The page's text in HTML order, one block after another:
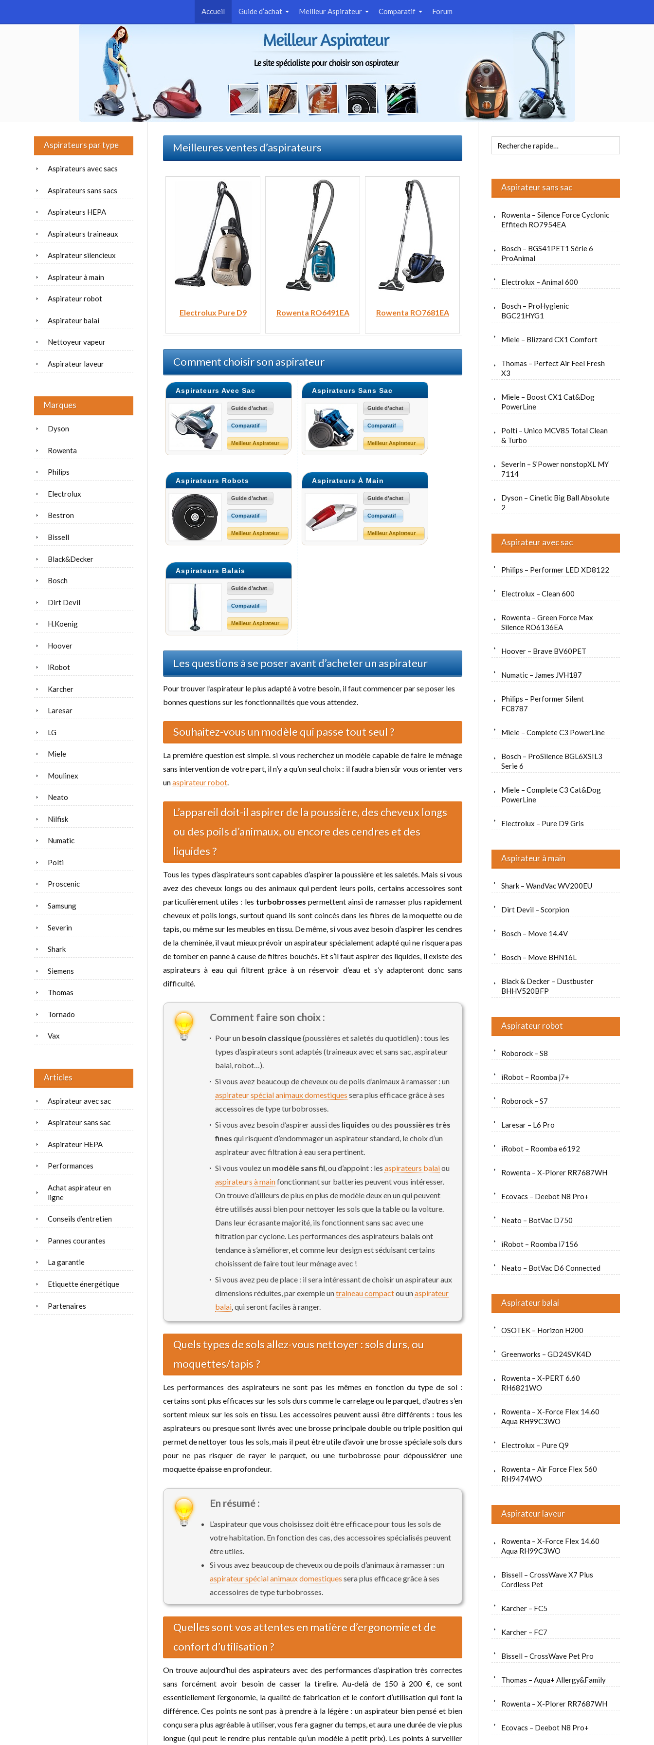
Accueil Guide d’achat Meilleur Aspirateur Comparatif Forum
Meilleures ventes d’aspirateurs
Electrolux Pure D9 Rowenta RO6491EA Rowenta RO7681EA
Comment choisir son aspirateur
Aspirateurs Avec Sac
Guide d’achat
Comparatif
Meilleur Aspirateur
Aspirateurs Sans Sac
Guide d’achat
Comparatif
Meilleur Aspirateur
Aspirateurs Robots
Guide d’achat
Comparatif
Meilleur Aspirateur
Aspirateurs À Main
Guide d’achat
Comparatif
Meilleur Aspirateur
Aspirateurs Balais
Guide d’achat
Comparatif
Meilleur Aspirateur
Les questions à se poser avant d’acheter un aspirateur
Pour trouver l’aspirateur le plus adapté à votre besoin, il faut commencer par se poser les
bonnes questions sur les fonctionnalités que vous attendez.
Souhaitez-vous un modèle qui passe tout seul ?
La première question est simple. si vous recherchez un modèle capable de faire le ménage
sans intervention de votre part, il n’y a qu’un seul choix : il faudra bien sûr vous orienter vers
unaspirateur robot.
L’appareil doit-il aspirer de la poussière, des cheveux longs
ou des poils d’animaux, ou encore des cendres et des
liquides ?
Tous les types d’aspirateurs sont capables d’aspirer la poussière et les saletés. Mais si vous
avez des cheveux longs ou des animaux qui perdent leurs poils, certains accessoires sont
particulièrement utiles : les turbobrosses permettent ainsi de ramasser plus rapidement
cheveux et poils longs, surtout quand ils sont coincés dans les fibres de la moquette ou de
tapis, ou même sur les meubles en tissu. De même, si vous avez besoin d’aspirer les cendres
de la cheminée, il vaut mieux prévoir un aspirateur spécialement adapté qui ne risquera pas
de tomber en panne à cause de filtres bouchés. Et s’il faut aspirer des liquides, il existe des
aspirateurs à eau qui filtrent grâce à un réservoir d’eau et s’y adapteront donc sans
difficulté.
Comment faire son choix :
Pour un besoin classique(poussières et saletés du quotidien) : tous les
types d’aspirateurs sont adaptés (traineaux avec et sans sac, aspirateur
balai, robot…).
Si vous avez beaucoup de cheveux ou de poils d’animaux à ramasser : un
aspirateur spécial animaux domestiques sera plus efficace grâce à ses
accessoires de type turbobrosses.
Si vous avez besoin d’aspirer aussi des liquides ou des poussières très
fines qui risquent d’endommager un aspirateur standard, le choix d’un
aspirateur avec filtration à eau sera pertinent.
Si vous voulez un modèle sans fil, ou d’appoint : les aspirateurs balaiou
aspirateurs à mainfonctionnant sur batteries peuvent vous intéresser.
On trouve d’ailleurs de plus en plus de modèle deux en un qui peuvent
être utilisés aussi bien pour nettoyer les sols que la table ou la voiture.
Dans leur écrasante majorité, ils fonctionnent sans sac avec une
filtration par cyclone. Les performances des aspirateurs balais ont
tendance à s’améliorer, et comme leur design est séduisant certains
choisissent de faire tout leur ménage avec !
Si vous avez peu de place : il sera intéressant de choisir un aspirateur aux
dimensions réduites, par exemple untraineau compactou unaspirateur
balai, qui seront faciles à ranger.
Quels types de sols allez-vous nettoyer : sols durs, ou
moquettes/tapis ?
Les performances des aspirateurs ne sont pas les mêmes en fonction du type de sol :
certains sont plus efficaces sur les sols durs comme le carrelage ou le parquet, d’autres s’en
sortent mieux sur les sols en tissu. Les accessoires peuvent aussi être différents : tous les
aspirateurs ou presque sont livrés avec une brosse principale double ou triple position qui
permet de nettoyer tous les sols, mais il peut être utile d’avoir une brosse spéciale sols durs
pour ne pas risquer de rayer le parquet, ou une turbobrosse pour dépoussiérer une
moquette épaisse en profondeur.
En résumé :
L’aspirateur que vous choisissez doit être efficace pour tous les sols de
votre habitation. En fonction des cas, des accessoires spécialisés peuvent
être utiles.
Si vous avez beaucoup de cheveux ou de poils d’animaux à ramasser : un
aspirateur spécial animaux domestiques sera plus efficace grâce à ses
accessoires de type turbobrosses.
Quelles sont vos attentes en matière d’ergonomie et de
confort d’utilisation ?
On trouve aujourd’hui des aspirateurs avec des performances d’aspiration très correctes
sans forcément avoir besoin de casser la tirelire. Au-delà de 150 à 200 €, ce sont
essentiellement l’ergonomie, la qualité de fabrication et le confort d’utilisation qui font la
différence. Ces points ne sont pas à prendre à la légère : un aspirateur bien pensé et bien
conçu sera plus agréable à utiliser, vous fera gagner du temps, et aura une durée de vie plus
longue (qui peut le rendre plus rentable qu’un modèle à petit prix). Les points à surveiller
Aspirateur sans sac
Rowenta – Silence Force Cyclonic
Effitech RO7954EA
Bosch – BGS41PET1 Série 6
ProAnimal
Electrolux – Animal 600
Bosch – ProHygienic
BGC21HYG1
Miele – Blizzard CX1 Comfort
Thomas – Perfect Air Feel Fresh
X3
Miele – Boost CX1 Cat&Dog
PowerLine
Polti – Unico MCV85 Total Clean
& Turbo
Severin – S’Power nonstopXL MY
7114
Dyson – Cinetic Big Ball Absolute
2
Aspirateur avec sac
Philips – Performer LED XD8122
Electrolux – Clean 600
Rowenta – Green Force Max
Silence RO6136EA
Hoover – Brave BV60PET
Numatic – James JVH187
Philips – Performer Silent
FC8787
Miele – Complete C3 PowerLine
Bosch – ProSilence BGL6XSIL3
Serie 6
Miele – Complete C3 Cat&Dog
PowerLine
Electrolux – Pure D9 Gris
Aspirateur à main
Shark – WandVac WV200EU
Dirt Devil – Scorpion
Bosch – Move 14.4V
Bosch – Move BHN16L
Black & Decker – Dustbuster
BHHV520BFP
Aspirateur robot
Roborock – S8
iRobot – Roomba j7+
Roborock – S7
Laresar – L6 Pro
iRobot – Roomba e6192
Rowenta – X-Plorer RR7687WH
Ecovacs – Deebot N8 Pro+
Neato – BotVac D750
iRobot – Roomba i7156
Neato – BotVac D6 Connected
Aspirateur balai
OSOTEK – Horizon H200
Greenworks – GD24SVK4D
Rowenta – X-PERT 6.60
RH6821WO
Rowenta – X-Force Flex 14.60
Aqua RH99C3WO
Electrolux – Pure Q9
Rowenta – Air Force Flex 560
RH9474WO
Aspirateur laveur
Rowenta – X-Force Flex 14.60
Aqua RH99C3WO
Bissell – CrossWave X7 Plus
Cordless Pet
Karcher – FC5
Karcher – FC7
Bissell – CrossWave Pet Pro
Thomas – Aqua+ Allergy&Family
Rowenta – X-Plorer RR7687WH
Ecovacs – Deebot N8 Pro+
Aspirateurs par type
Aspirateurs avec sacs
Aspirateurs sans sacs
Aspirateurs HEPA
Aspirateurs traineaux
Aspirateur silencieux
Aspirateur à main
Aspirateur robot
Aspirateur balai
Nettoyeur vapeur
Aspirateur laveur
Marques
Dyson
Rowenta
Philips
Electrolux
Bestron
Bissell
Black&Decker
Bosch
Dirt Devil
H.Koenig
Hoover
iRobot
Karcher
Laresar
LG
Miele
Moulinex
Neato
Nilfisk
Numatic
Polti
Proscenic
Samsung
Severin
Shark
Siemens
Thomas
Tornado
Vax
Articles
Aspirateur avec sac
Aspirateur sans sac
Aspirateur HEPA
Performances
Achat aspirateur en
ligne
Conseils d’entretien
Pannes courantes
La garantie
Etiquette énergétique
Partenaires